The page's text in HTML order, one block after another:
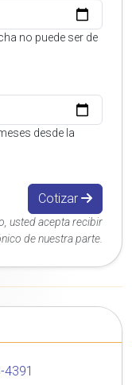
no puede ser de
desde la
Cotizar
usted acepta recibir
de nuestra parte.
4391